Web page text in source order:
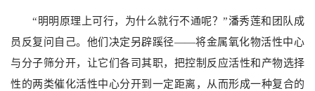
“明明原理上可行，为什么就行不通呢？”潘秀莲和团队成
员反复问自己。他们决定另辟蹊径——将金属氧化物活性中心
与分子筛分开，让它们各司其职，把控制反应活性和产物选择
性的两类催化活性中心分开到一定距离，从而形成一种复合的